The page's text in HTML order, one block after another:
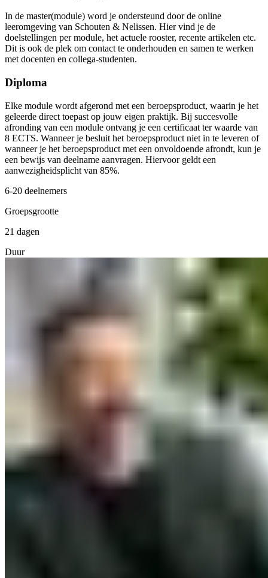
In de master(module) word je ondersteund door de online
leeromgeving van Schouten & Nelissen. Hier vind je de
doelstellingen per module, het actuele rooster, recente artikelen etc.
Dit is ook de plek om contact te onderhouden en samen te werken
met docenten en collega-studenten.
Diploma
Elke module wordt afgerond met een beroepsproduct, waarin je het
geleerde direct toepast op jouw eigen praktijk. Bij succesvolle
afronding van een module ontvang je een certificaat ter waarde van
8 ECTS. Wanneer je besluit het beroepsproduct niet in te leveren of
wanneer je het beroepsproduct met een onvoldoende afrondt, kun je
een bewijs van deelname aanvragen. Hiervoor geldt een
aanwezigheidsplicht van 85%.
6-20 deelnemers
Groepsgrootte
21 dagen
Duur